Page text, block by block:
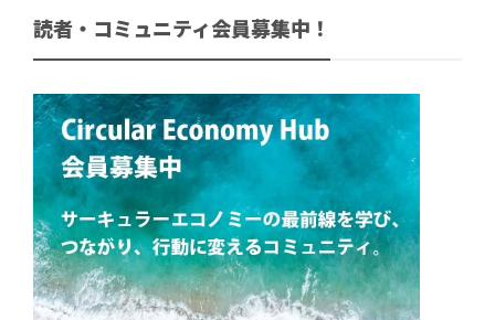
読者・コミュニティ会員募集中！